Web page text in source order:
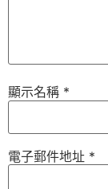
顯示名稱 *
電子郵件地址 *